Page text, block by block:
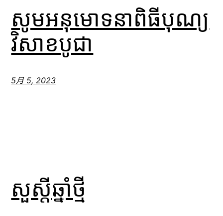
សូមអនុមោទនាពិធីបុណ្យ
វិសាខបូជា
5月 5, 2023
សួស្តីឆ្នាំថ្មី